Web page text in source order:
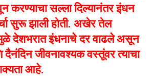
करण्याचा सल्ला दिल्यानंतर इंधन
सुरू झाली होती. अखेर तेल
देशभरात इंधनाचे दर वाढले असून
जीवनावश्यक वस्तूंवर त्याचा
आहे.